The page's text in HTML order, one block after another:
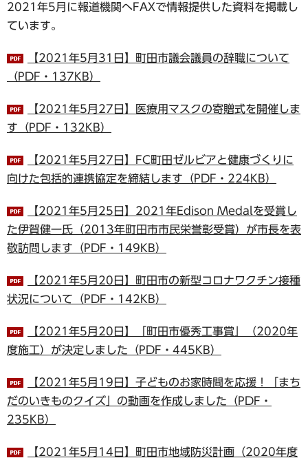
2021年5月に報道機関へFAXで情報提供した資料を掲載し
ています。
【2021年5月31日】町田市議会議員の辞職について
（PDF・137KB）
【2021年5月27日】医療用マスクの寄贈式を開催しま
す（PDF・132KB）
【2021年5月27日】FC町田ゼルビアと健康づくりに
向けた包括的連携協定を締結します（PDF・224KB）
【2021年5月25日】2021年Edison Medalを受賞し
た伊賀健一氏（2013年町田市市民栄誉彰受賞）が市長を表
敬訪問します（PDF・149KB）
【2021年5月20日】町田市の新型コロナワクチン接種
状況について（PDF・142KB）
【2021年5月20日】「町田市優秀工事賞」（2020年
度施工）が決定しました（PDF・445KB）
【2021年5月19日】子どものお家時間を応援！「まち
だのいきものクイズ」の動画を作成しました（PDF・
235KB）
【2021年5月14日】町田市地域防災計画（2020年度